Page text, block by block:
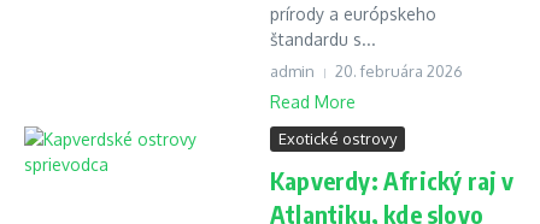
prírody a európskeho
štandardu s...
admin 20. februára 2026
Read More
Exotické ostrovy
Kapverdy: Africký raj v
Atlantiku, kde slovo